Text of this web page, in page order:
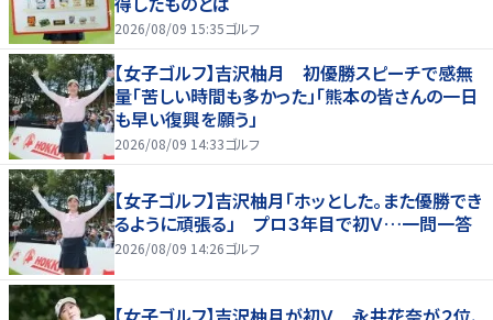
2026/08/09 15:35ゴルフ
【女子ゴルフ】吉沢柚月 初優勝スピーチで感無
量「苦しい時間も多かった」「熊本の皆さんの一日
も早い復興を願う」
2026/08/09 14:33ゴルフ
【女子ゴルフ】吉沢柚月「ホッとした。また優勝でき
るように頑張る」 プロ３年目で初Ｖ…一問一答
2026/08/09 14:26ゴルフ